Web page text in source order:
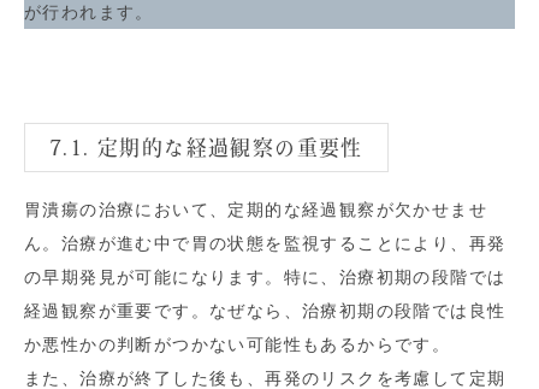
が行われます。
7.1. 定期的な経過観察の重要性
胃潰瘍の治療において、定期的な経過観察が欠かせませ
ん。治療が進む中で胃の状態を監視することにより、再発
の早期発見が可能になります。特に、治療初期の段階では
経過観察が重要です。なぜなら、治療初期の段階では良性
か悪性かの判断がつかない可能性もあるからです。
また、治療が終了した後も、再発のリスクを考慮して定期